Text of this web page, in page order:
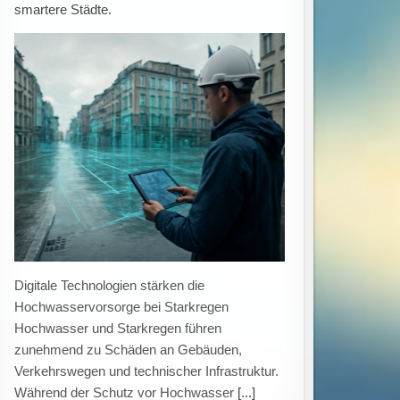
Grundwasser- und Ressourcenmanagement.
Expertenwissen zur Wasserknappheit in Berlin
und Brandenburg Die Verfügbarkeit von
Wasser entwickelt sich in der Region Berlin-
Brandenburg zu einer bedeutenden
Herausforderung. Dabei stellen sich Fragen
[...]